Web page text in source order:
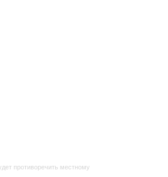
противоречить местному